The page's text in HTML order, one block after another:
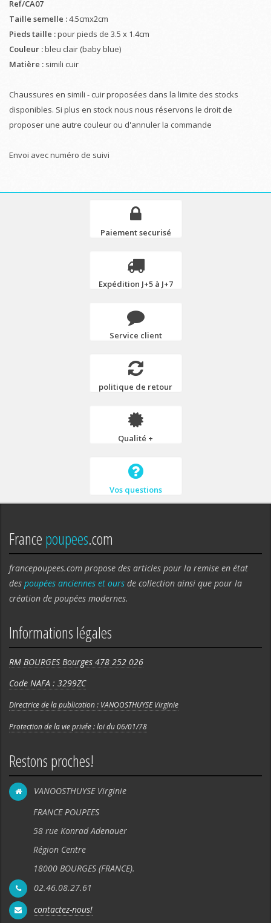
Ref/CA07
Taille semelle :4.5cmx2cm
Pieds taille :pour pieds de 3.5 x 1.4cm
Couleur :bleu clair (baby blue)
Matière : simili cuir
Chaussures en simili - cuir proposées dans la limite des stocks
disponibles. Si plus en stock nous nous réservons le droit de
proposer une autre couleur ou d'annuler la commande
Envoi avec numéro de suivi
Paiement securisé
Expédition J+5 à J+7
Service client
politique de retour
Qualité +
Vos questions
Francepoupees.com
francepoupees.com propose des articles pour la remise en état
des poupées anciennes et ours de collection ainsi que pour la
création de poupées modernes.
Informations légales
RM BOURGES Bourges 478 252 026
Code NAFA : 3299ZC
Directrice de la publication : VANOOSTHUYSE Virginie
Protection de la vie privée : loi du 06/01/78
Restons proches!
VANOOSTHUYSE Virginie
FRANCE POUPEES
58 rue Konrad Adenauer
Région Centre
18000 BOURGES (FRANCE).
02.46.08.27.61
contactez-nous!